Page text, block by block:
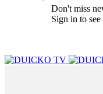
Don't miss
Sign in to